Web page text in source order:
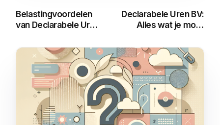
Belastingvoordelen
van Declarabele Uren:
criterium
Declarabele Uren BV:
Alles wat je moet
You may also like